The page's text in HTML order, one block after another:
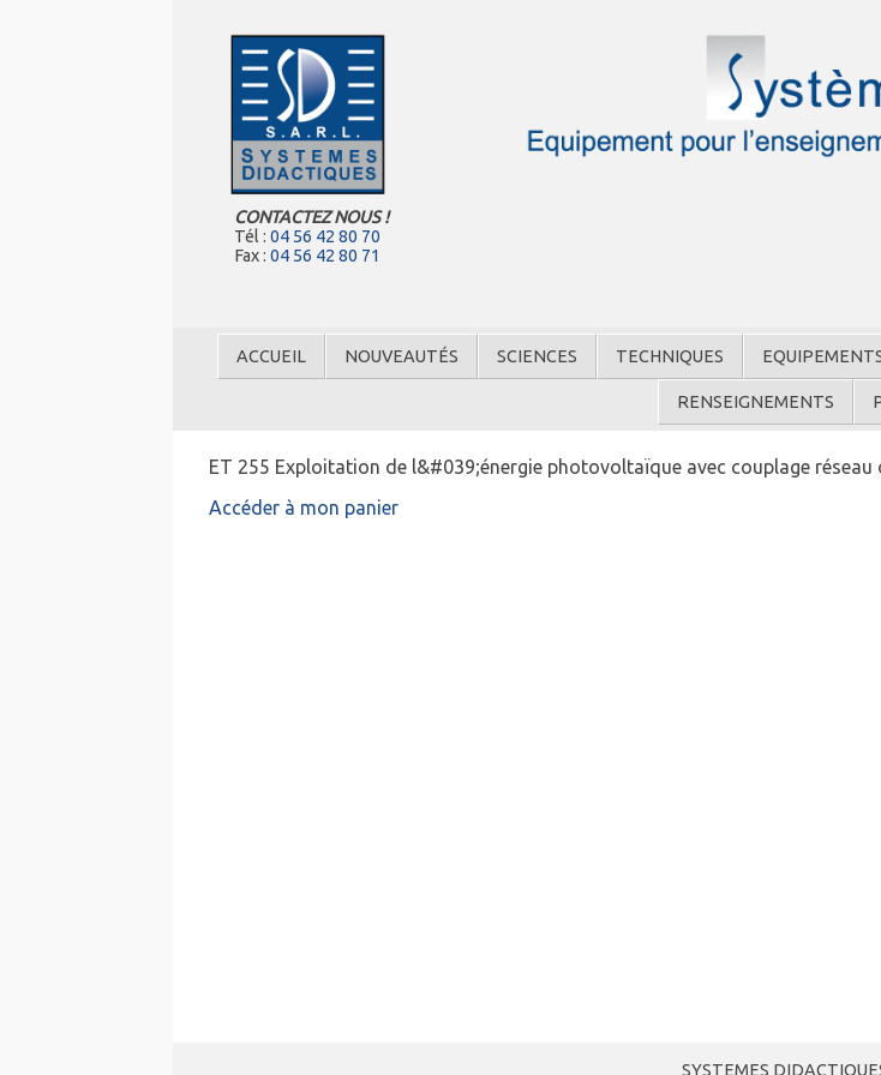
CONTACTEZ NOUS !
Tél : 04 56 42 80 70
Fax : 04 56 42 80 71
ACCUEIL NOUVEAUTÉS SCIENCES TECHNIQUES
RENSEIGNEMENTS
ET 255 Exploitation de l&#039;énergie photovoltaïque avec couplage
Accéder à mon panier
SYSTEMES